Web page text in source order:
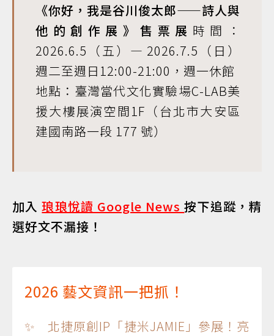
《你好，我是谷川俊太郎——詩人與
他的創作展》售票展 時間：
2026.6.5（五）— 2026.7.5（日）
週二至週日12:00-21:00，週一休館
地點：臺灣當代文化實驗場C-LAB美
援大樓展演空間1F（台北市大安區
建國南路一段 177 號）
加入琅琅悅讀 Google News按下追蹤，精
選好文不漏接！
2026 藝文資訊一把抓！
✨ 北捷原創IP「捷米JAMIE」參展！亮